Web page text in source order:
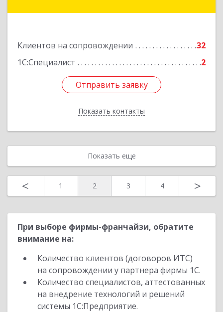
Клиентов на сопровождении
32
1С:Специалист
2
Отправить заявку
Показать контакты
Отправить заявку
Назад
Показать еще
< 1 2 3 4 >
При выборе фирмы-франчайзи, обратите
внимание на:
Количество клиентов (договоров ИТС)
на сопровождении у партнера фирмы 1С.
Количество специалистов, аттестованных
на внедрение технологий и решений
системы 1С:Предприятие.